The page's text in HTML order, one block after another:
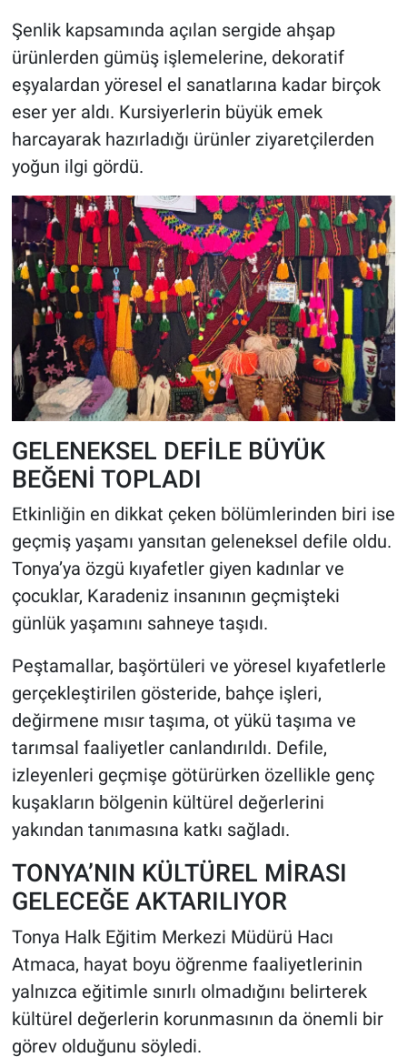
Şenlik kapsamında açılan sergide ahşap
ürünlerden gümüş işlemelerine, dekoratif
eşyalardan yöresel el sanatlarına kadar birçok
eser yer aldı. Kursiyerlerin büyük emek
harcayarak hazırladığı ürünler ziyaretçilerden
yoğun ilgi gördü.
GELENEKSEL DEFİLE BÜYÜK
BEĞENİ TOPLADI
Etkinliğin en dikkat çeken bölümlerinden biri ise
geçmiş yaşamı yansıtan geleneksel defile oldu.
Tonya’ya özgü kıyafetler giyen kadınlar ve
çocuklar, Karadeniz insanının geçmişteki
günlük yaşamını sahneye taşıdı.
Peştamallar, başörtüleri ve yöresel kıyafetlerle
gerçekleştirilen gösteride, bahçe işleri,
değirmene mısır taşıma, ot yükü taşıma ve
tarımsal faaliyetler canlandırıldı. Defile,
izleyenleri geçmişe götürürken özellikle genç
kuşakların bölgenin kültürel değerlerini
yakından tanımasına katkı sağladı.
TONYA’NIN KÜLTÜREL MİRASI
GELECEĞE AKTARILIYOR
Tonya Halk Eğitim Merkezi Müdürü Hacı
Atmaca, hayat boyu öğrenme faaliyetlerinin
yalnızca eğitimle sınırlı olmadığını belirterek
kültürel değerlerin korunmasının da önemli bir
görev olduğunu söyledi.
Bilim, Teknoloji